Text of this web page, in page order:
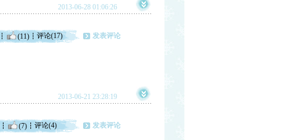
2013-06-28 01:06:26
(11) 评论(17) 发表评论
2013-06-21 23:28:19
(7) 评论(4) 发表评论